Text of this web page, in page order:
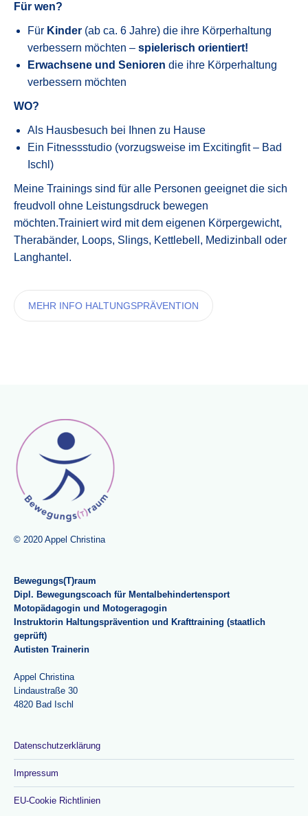
Für wen?
Für Kinder (ab ca. 6 Jahre) die ihre Körperhaltung
verbessern möchten – spielerisch orientiert!
Erwachsene und Senioren die ihre Körperhaltung
verbessern möchten
WO?
Als Hausbesuch bei Ihnen zu Hause
Ein Fitnessstudio (vorzugsweise im Excitingfit – Bad
Ischl)
Meine Trainings sind für alle Personen geeignet die sich
freudvoll ohne Leistungsdruck bewegen
möchten.Trainiert wird mit dem eigenen Körpergewicht,
Therabänder, Loops, Slings, Kettlebell, Medizinball oder
Langhantel.
MEHR INFO HALTUNGSPRÄVENTION
© 2020 Appel Christina
Bewegungs(T)raum
Dipl. Bewegungscoach für Mentalbehindertensport
Motopädagogin und Motogeragogin
Instruktorin Haltungsprävention und Krafttraining (staatlich
geprüft)
Autisten Trainerin
Appel Christina
Lindaustraße 30
4820 Bad Ischl
Datenschutzerklärung
Impressum
EU-Cookie Richtlinien